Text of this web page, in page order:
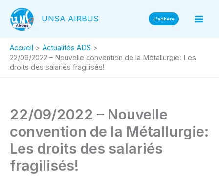
contenu
UNSA AIRBUS J'adhère
Accueil
Actualités ADS
22/09/2022 – Nouvelle convention de la Métallurgie: Les
droits des salariés fragilisés!
22/09/2022 – Nouvelle
convention de la Métallurgie:
Les droits des salariés
fragilisés!